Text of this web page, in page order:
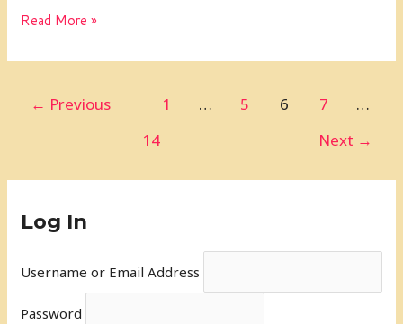
能，
还
Read More »
← Previous 1 … 5 6 7
…
14
Next →
Log In
Username or Email Address
Password